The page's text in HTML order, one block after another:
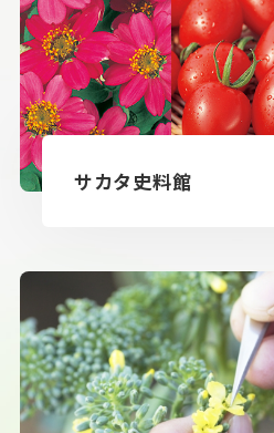
サカタ史料館